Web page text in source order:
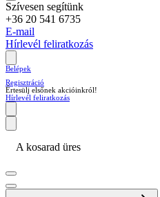
Szívesen segítünk
+36 20 541 6735
E-mail
Hírlevél feliratkozás
Belépek
Regisztráció
Értesülj elsőnek akcióinkról!
Hírlevél feliratkozás
A kosarad üres